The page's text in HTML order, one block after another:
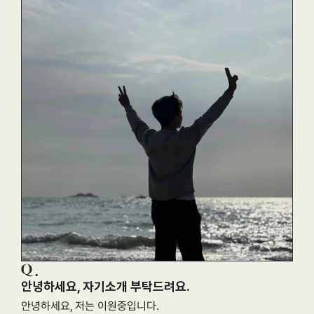
안녕하세요, 자기소개 부탁드려요.
안녕하세요, 저는 이원중입니다.